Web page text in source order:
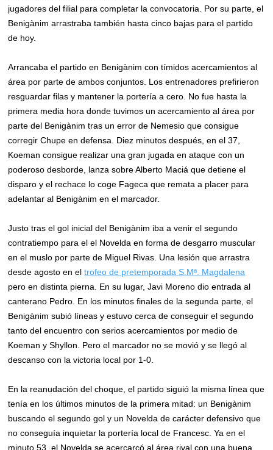
jugadores del filial para completar la convocatoria. Por su parte, el
Benigànim arrastraba también hasta cinco bajas para el partido
de hoy.
Arrancaba el partido en Benigànim con tímidos acercamientos al
área por parte de ambos conjuntos. Los entrenadores prefirieron
resguardar filas y mantener la portería a cero. No fue hasta la
primera media hora donde tuvimos un acercamiento al área por
parte del Benigànim tras un error de Nemesio que consigue
corregir Chupe en defensa. Diez minutos después, en el 37,
Koeman consigue realizar una gran jugada en ataque con un
poderoso desborde, lanza sobre Alberto Maciá que detiene el
disparo y el rechace lo coge Fageca que remata a placer para
adelantar al Benigànim en el marcador.
Justo tras el gol inicial del Benigànim iba a venir el segundo
contratiempo para el el Novelda en forma de desgarro muscular
en el muslo por parte de Miguel Rivas. Una lesión que arrastra
desde agosto en eltrofeo de pretemporada S.Mª. Magdalena
pero en distinta pierna. En su lugar, Javi Moreno dio entrada al
canterano Pedro. En los minutos finales de la segunda parte, el
Benigànim subió líneas y estuvo cerca de conseguir el segundo
tanto del encuentro con serios acercamientos por medio de
Koeman y Shyllon. Pero el marcador no se movió y se llegó al
descanso con la victoria local por 1-0.
En la reanudación del choque, el partido siguió la misma línea que
tenía en los últimos minutos de la primera mitad: un Benigànim
buscando el segundo gol y un Novelda de carácter defensivo que
no conseguía inquietar la portería local de Francesc. Ya en el
minuto 53, el Novelda se acercarcó al área rival con una buena